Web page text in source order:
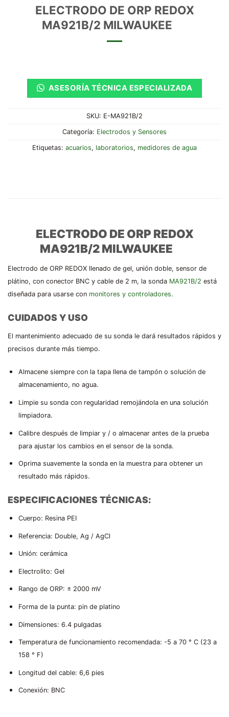
ELECTRODO DE ORP REDOX
MA921B/2 MILWAUKEE
ASESORÍA TÉCNICA ESPECIALIZADA
SKU: E-MA921B/2
Categoría: Electrodos y Sensores
Etiquetas: acuarios, laboratorios, medidores de agua
ELECTRODO DE ORP REDOX
MA921B/2 MILWAUKEE
Electrodo de ORP REDOX llenado de gel, unión doble, sensor de
plátino, con conector BNC y cable de 2 m, la sonda MA921B/2 está
diseñada para usarse con monitores y controladores.
CUIDADOS Y USO
El mantenimiento adecuado de su sonda le dará resultados rápidos y
precisos durante más tiempo.
Almacene siempre con la tapa llena de tampón o solución de
almacenamiento, no agua.
Limpie su sonda con regularidad remojándola en una solución
limpiadora.
Calibre después de limpiar y / o almacenar antes de la prueba
para ajustar los cambios en el sensor de la sonda.
Oprima suavemente la sonda en la muestra para obtener un
resultado más rápidos.
ESPECIFICACIONES TÉCNICAS:
Cuerpo: Resina PEI
Referencia: Double, Ag / AgCl
Unión: cerámica
Electrolito: Gel
Rango de ORP: ± 2000 mV
Forma de la punta: pin de platino
Dimensiones: 6.4 pulgadas
Temperatura de funcionamiento recomendada: -5 a 70 ° C (23 a
158 ° F)
Longitud del cable: 6,6 pies
Conexión: BNC